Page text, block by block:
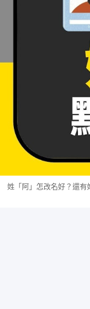
姓「阿」怎改名好？還有